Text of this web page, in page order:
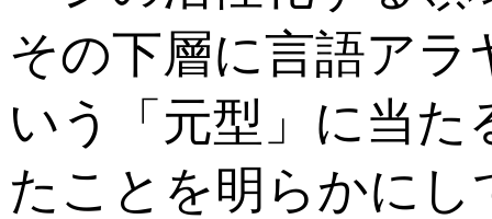
その下層に言語ア
いう「元型」に当
たことを明らかにし